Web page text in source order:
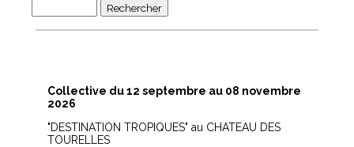
Collective du 12 septembre au 08 novembre
2026
"DESTINATION TROPIQUES" au CHATEAU DES
TOURELLES